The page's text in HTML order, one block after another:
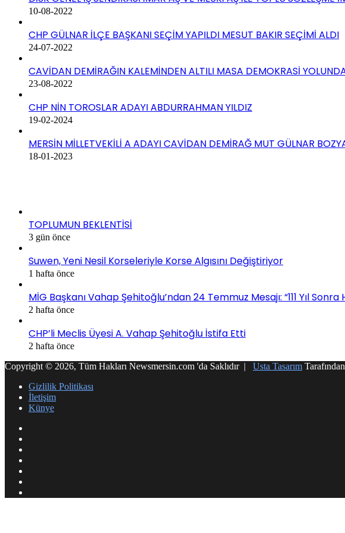
10-08-2022
CHP GÜLNAR İLÇE BAŞKANI SEÇİM YAPILDI MESUT BAKIR SEÇİMİ ALDI
24-07-2022
CAVİDAN DEMİRAĞIN KALEMİNDEN ALTILI MASA DEMOKRASİ
23-08-2022
CHP NİN TOROSLAR ADAYI ABDURRAHMAN YILDIZ
19-02-2024
MERSİN MİLLETVEKİLİ A ADAYI CAVİDAN DEMİRAĞ MUT GÜLNAR
18-01-2023
TOPLUMUN BEKLENTİSİ
3 gün önce
Suwen, Yeni Nesil Korseleriyle Korse Algısını Değiştiriyor
1 hafta önce
MİG Başkanı Vahap Şehitoğlu’ndan 24 Temmuz Mesajı: “111 Yıl
2 hafta önce
CHP’li Meclis Üyesi A. Vahap Şehitoğlu İstifa Etti
2 hafta önce
Copyright © 2026, Tüm Hakları Newsmersin.com 'da Saklıdır | Usta Tasarım
Gizlilik Politikası
İletişim
Künye